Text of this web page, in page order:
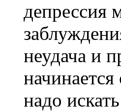
депрессия
неудача и
надо